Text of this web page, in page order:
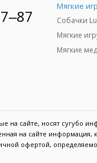
Мягкие
Собачки
Мягкие
Мягкие
на сайте, носят сугубо
на сайте
офертой,